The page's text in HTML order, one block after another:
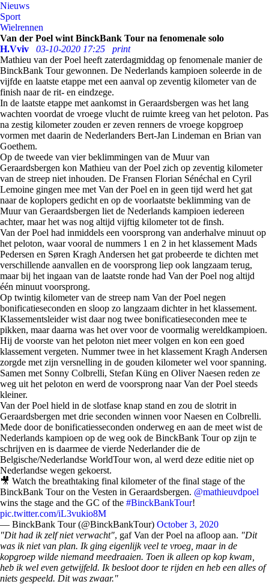
Nieuws
Sport
Wielrennen
Van der Poel wint BinckBank Tour na fenomenale solo
H.Vviv
03-10-2020 17:25
print
Mathieu van der Poel heeft zaterdagmiddag op fenomenale manier de
BinckBank Tour gewonnen. De Nederlands kampioen soleerde in de
vijfde en laatste etappe met een aanval op zeventig kilometer van de
finish naar de rit- en eindzege.
In de laatste etappe met aankomst in Geraardsbergen was het lang
wachten voordat de vroege vlucht de ruimte kreeg van het peloton. Pas
na zestig kilometer zouden er zeven renners de vroege kopgroep
vormen met daarin de Nederlanders Bert-Jan Lindeman en Brian van
Goethem.
Op de tweede van vier beklimmingen van de Muur van
Geraardsbergen kon Mathieu van der Poel zich op zeventig kilometer
van de streep niet inhouden. De Fransen Florian Sénéchal en Cyril
Lemoine gingen mee met Van der Poel en in geen tijd werd het gat
naar de koplopers gedicht en op de voorlaatste beklimming van de
Muur van Geraardsbergen liet de Nederlands kampioen iedereen
achter, maar het was nog altijd vijftig kilometer tot de finsh.
Van der Poel had inmiddels een voorsprong van anderhalve minuut op
het peloton, waar vooral de nummers 1 en 2 in het klassement Mads
Pedersen en Søren Kragh Andersen het gat probeerde te dichten met
verschillende aanvallen en de voorsprong liep ook langzaam terug,
maar bij het ingaan van de laatste ronde had Van der Poel nog altijd
één minuut voorsprong.
Op twintig kilometer van de streep nam Van der Poel negen
bonificatieseconden en sloop zo langzaam dichter in het klassement.
Klassementsleider wist daar nog twee bonificatieseconden mee te
pikken, maar daarna was het over voor de voormalig wereldkampioen.
Hij de voorste van het peloton niet meer volgen en kon een goed
klassement vergeten. Nummer twee in het klassement Kragh Andersen
zorgde met zijn versnelling in de gouden kilometer wel voor spanning.
Samen met Sonny Colbrelli, Stefan Küng en Oliver Naesen reden ze
weg uit het peloton en werd de voorsprong naar Van der Poel steeds
kleiner.
Van der Poel hield in de slotfase knap stand en zou de slotrit in
Geraardsbergen met drie seconden winnen voor Naesen en Colbrelli.
Mede door de bonificatiesseconden onderweg en aan de meet wist de
Nederlands kampioen op de weg ook de BinckBank Tour op zijn te
schrijven en is daarmee de vierde Nederlander die de
Belgische/Nederlandse WorldTour won, al werd deze editie niet op
Nederlandse wegen gekoerst.
🎥 Watch the breathtaking final kilometer of the final stage of the
BinckBank Tour on the Vesten in Geraardsbergen. @mathieuvdpoel
wins the stage and the GC of the #BinckBankTour!
pic.twitter.com/iL3vukio8M
— BinckBank Tour (@BinckBankTour) October 3, 2020
"Dit had ik zelf niet verwacht", gaf Van der Poel na afloop aan. "Dit
was ik niet van plan. Ik ging eigenlijk veel te vroeg, maar in de
kopgroep wilde niemand meedraaien. Toen ik alleen op kop kwam,
heb ik wel even getwijfeld. Ik besloot door te rijden en heb een alles of
niets gespeeld. Dit was zwaar."